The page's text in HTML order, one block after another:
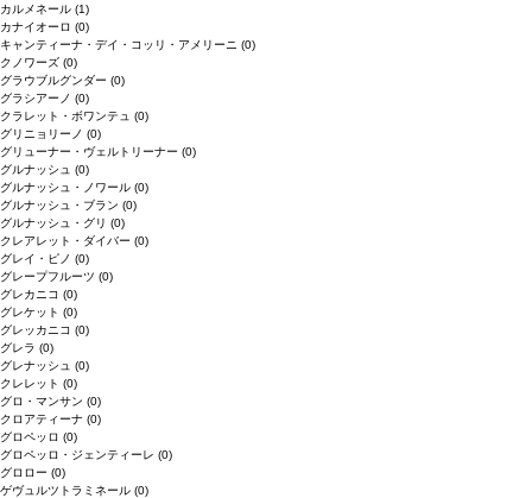
カルメネール (1)
カナイオーロ (0)
キャンティーナ・デイ・コッリ・アメリーニ (0)
クノワーズ (0)
グラウブルグンダー (0)
グラシアーノ (0)
クラレット・ボワンテュ (0)
グリニョリーノ (0)
グリューナー・ヴェルトリーナー (0)
グルナッシュ (0)
グルナッシュ・ノワール (0)
グルナッシュ・ブラン (0)
グルナッシュ・グリ (0)
クレアレット・ダイバー (0)
グレイ・ピノ (0)
グレープフルーツ (0)
グレカニコ (0)
グレケット (0)
グレッカニコ (0)
グレラ (0)
グレナッシュ (0)
クレレット (0)
グロ・マンサン (0)
クロアティーナ (0)
グロペッロ (0)
グロペッロ・ジェンティーレ (0)
グロロー (0)
ゲヴュルツトラミネール (0)